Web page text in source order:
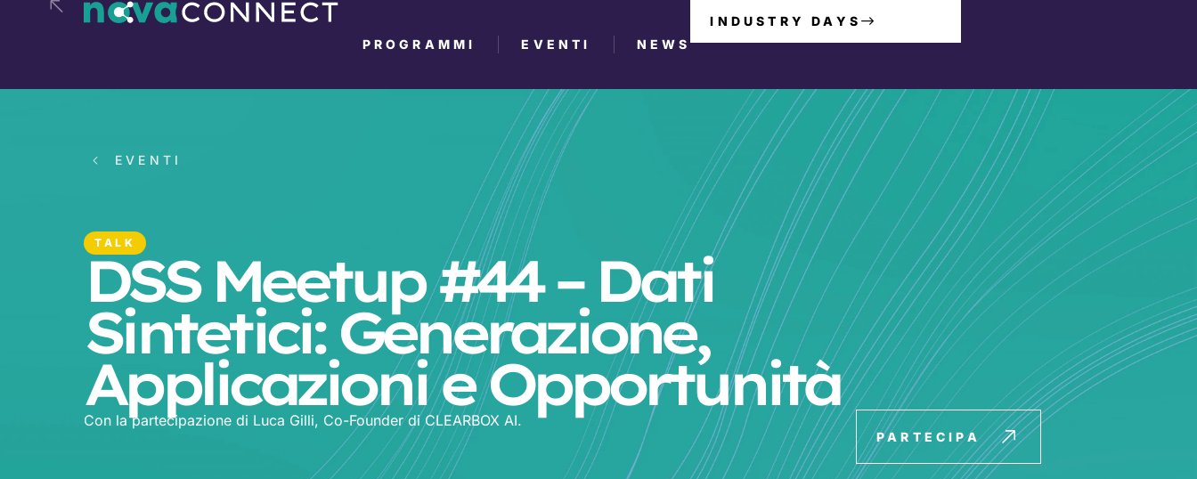
PROGRAMMI EVENTI NEWS
INDUSTRY DAYS
EVENTI
TALK
DSS Meetup #44 – Dati
Sintetici: Generazione,
Applicazioni e Opportunità
Con la partecipazione di Luca Gilli, Co-Founder di CLEARBOX AI.
PARTECIPA